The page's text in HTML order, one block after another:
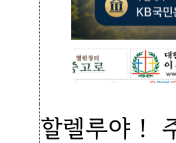
할렐루야！